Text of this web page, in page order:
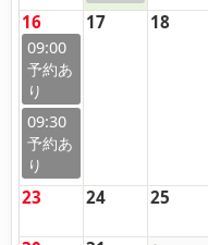
16
09:00
09:30
17 18
23 24 25